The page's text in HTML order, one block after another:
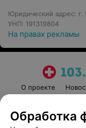
Юридический адрес:
УНП: 191319804
На правах рекламы
О проекте
Обработка